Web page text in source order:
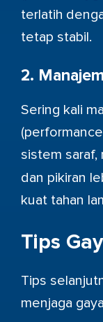
terlatih
tetap stabil.
2.
Sering kali
sistem saraf,
dan pikiran
kuat tahan
Tips
Tips
menjaga